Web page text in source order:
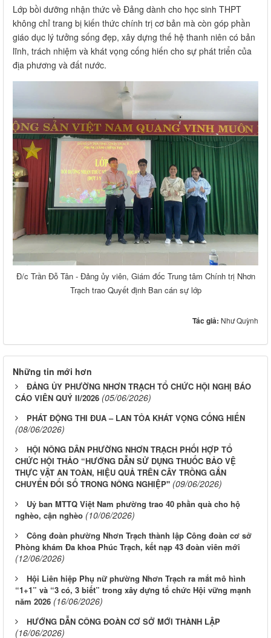
Lớp bồi dưỡng nhận thức về Đảng dành cho học sinh THPT
không chỉ trang bị kiến thức chính trị cơ bản mà còn góp phần
giáo dục lý tưởng sống đẹp, xây dựng thế hệ thanh niên có bản
lĩnh, trách nhiệm và khát vọng cống hiến cho sự phát triển của
địa phương và đất nước.
Đ/c Trần Đỗ Tân - Đảng ủy viên, Giám đốc Trung tâm Chính trị Nhơn
Trạch trao Quyết định Ban cán sự lớp
Tác giả: Như Quỳnh
Những tin mới hơn
ĐẢNG ỦY PHƯỜNG NHƠN TRẠCH TỔ CHỨC HỘI NGHỊ BÁO
CÁO VIÊN QUÝ II/2026 (05/06/2026)
PHÁT ĐỘNG THI ĐUA – LAN TỎA KHÁT VỌNG CỐNG HIẾN
(08/06/2026)
HỘI NÔNG DÂN PHƯỜNG NHƠN TRẠCH PHỐI HỢP TỔ
CHỨC HỘI THẢO “HƯỚNG DẪN SỬ DỤNG THUỐC BẢO VỆ
THỰC VẬT AN TOÀN, HIỆU QUẢ TRÊN CÂY TRỒNG GẮN
CHUYỂN ĐỔI SỐ TRONG NÔNG NGHIỆP" (09/06/2026)
Uỷ ban MTTQ Việt Nam phường trao 40 phần quà cho hộ
nghèo, cận nghèo (10/06/2026)
Công đoàn phường Nhơn Trạch thành lập Công đoàn cơ sở
Phòng khám Đa khoa Phúc Trạch, kết nạp 43 đoàn viên mới
(12/06/2026)
Hội Liên hiệp Phụ nữ phường Nhơn Trạch ra mắt mô hình
“1+1” và “3 có, 3 biết” trong xây dựng tổ chức Hội vững mạnh
năm 2026 (16/06/2026)
HƯỚNG DẪN CÔNG ĐOÀN CƠ SỞ MỚI THÀNH LẬP
(16/06/2026)